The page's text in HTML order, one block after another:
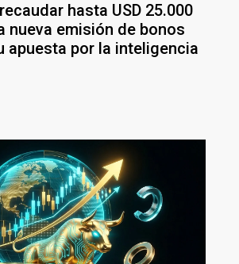
hasta USD 25.000
nueva emisión de bonos
apuesta por la inteligencia